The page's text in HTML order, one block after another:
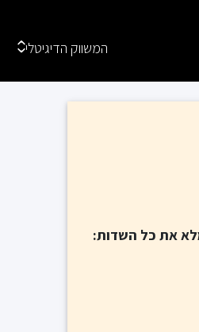
המשווק הדיגיטלי
את כל השדות: